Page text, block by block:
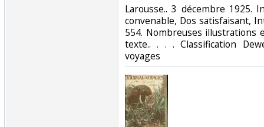
‎Larousse.. 3 décembre 1925.
convenable, Dos satisfaisant,
554. Nombreuses
texte.. . . . Classification
voyages‎